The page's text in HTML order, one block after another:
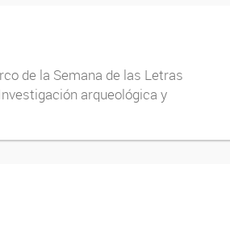
de la Semana de las Letras
arqueológica y